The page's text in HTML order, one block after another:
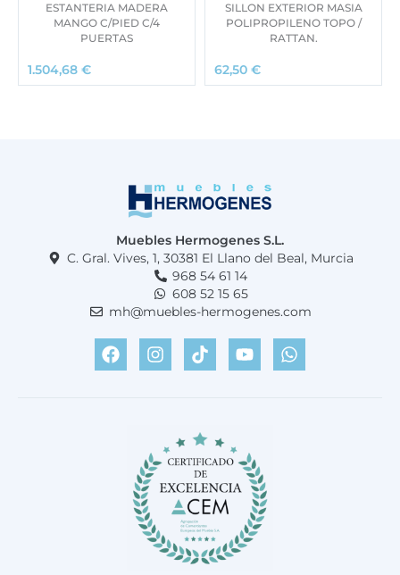
ESTANTERIA MADERA
MANGO C/PIED C/4
PUERTAS
1.504,68 €
SILLON EXTERIOR MASIA
POLIPROPILENO TOPO /
RATTAN.
62,50 €
Muebles Hermogenes S.L.
C. Gral. Vives, 1, 30381 El Llano del Beal, Murcia
968 54 61 14
608 52 15 65
mh@muebles-hermogenes.com
F
a
c
I
n
s
a
m
T
i
k
Y
o
u
W
h
a